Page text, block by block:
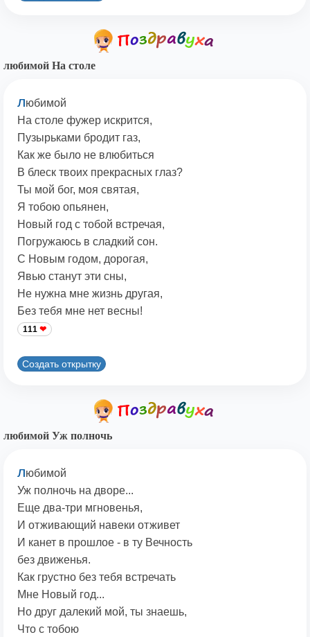
любимой На столе
любимой
На столе фужер искрится,
Пузырьками бродит газ,
Как же было не влюбиться
В блеск твоих прекрасных глаз?
Ты мой бог, моя святая,
Я тобою опьянен,
Новый год с тобой встречая,
Погружаюсь в сладкий сон.
С Новым годом, дорогая,
Явью станут эти сны,
Не нужна мне жизнь другая,
Без тебя мне нет весны!
111
Создать открытку
любимой Уж полночь
любимой
Уж полночь на дворе...
Еще два-три мгновенья,
И отживающий навеки отживет
И канет в прошлое - в ту Вечность
без движенья.
Как грустно без тебя встречать
Мне Новый год...
Но друг далекий мой, ты знаешь,
Что с тобою